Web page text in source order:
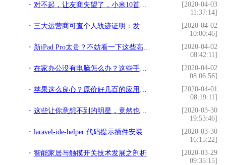
对不起，让友商失望了，小米10首卖日销额破3亿
[2020-04-03
11:37:14]
三大运营商可查个人轨迹证明：发个短信就知道
[2020-04-02
10:00:46]
新iPad Pro太贵？不妨看一下这些高性价比的平板
[2020-04-02
08:42:11]
在家办公没有电脑怎么办？这些手机秒变“PC”
[2020-04-02
08:06:56]
苹果这么良心？原价好几百的应用现在全场“免费”
[2020-04-01
08:19:11]
这些让你意想不到的明星，竟然也是编程爱好者
[2020-03-30
19:53:46]
laravel-ide-helper 代码提示插件安装
[2020-03-30
16:15:22]
智能家居与触摸开关技术发展之剖析
[2020-03-29
09:35:15]